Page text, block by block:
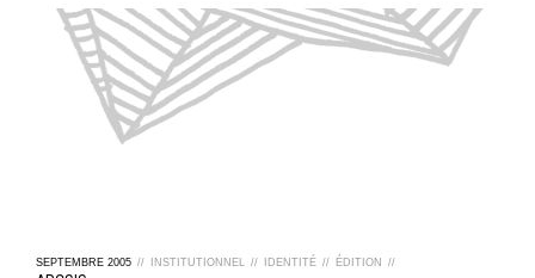
SEPTEMBRE 2005 // INSTITUTIONNEL // IDENTITÉ // ÉDITION //